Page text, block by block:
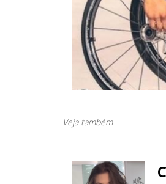
Veja também